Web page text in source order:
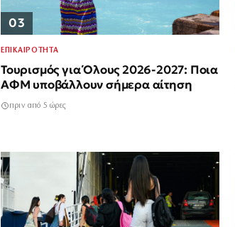
03
ΕΠΙΚΑΙΡΟΤΗΤΑ
Τουρισμός για Όλους 2026-2027: Ποια
ΑΦΜ υποβάλλουν σήμερα αίτηση
πριν από 5 ώρες